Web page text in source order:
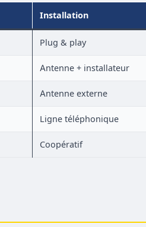
Installation
Plug & play
Antenne + installateur
Antenne externe
Ligne téléphonique
Coopératif